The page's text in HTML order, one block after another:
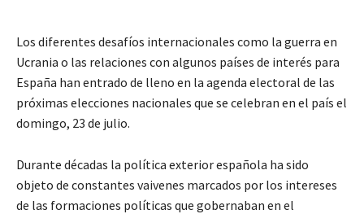
Los diferentes desafíos internacionales como la guerra en
Ucrania o las relaciones con algunos países de interés para
España han entrado de lleno en la agenda electoral de las
próximas elecciones nacionales que se celebran en el país el
domingo, 23 de julio.
Durante décadas la política exterior española ha sido
objeto de constantes vaivenes marcados por los intereses
de las formaciones políticas que gobernaban en el